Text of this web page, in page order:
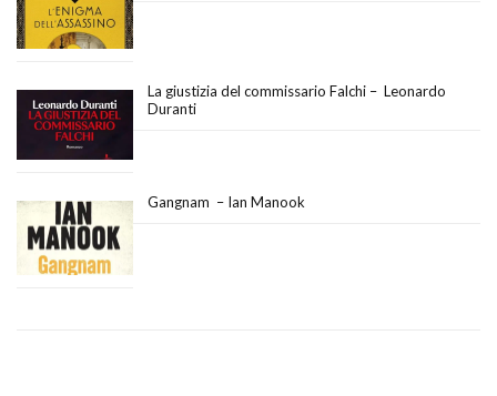
La giustizia del commissario Falchi – Leonardo
Duranti
Gangnam – Ian Manook